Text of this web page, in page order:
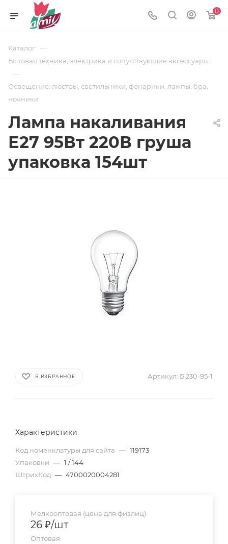
0
Каталог —
Бытовая техника, электрика и сопутствующие аксессуары
—
Освещение: люстры, светильники, фонарики, лампы, бра,
ночники
Лампа накаливания
Е27 95Вт 220В груша
упаковка 154шт
В ИЗБРАННОЕ Артикул: Б 230-95-1
Характеристики
Код номенклатуры для сайта — 119173
Упаковки — 1 / 144
ШтрихКод — 4700020004281
Мелкооптовая (цена для физлиц)
26 ₽/шт
Оптовая